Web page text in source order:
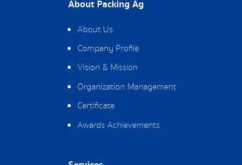
About Packing Ag
About Us
Company Profile
Vision & Mission
Organization Management
Certificate
Awards Achievements